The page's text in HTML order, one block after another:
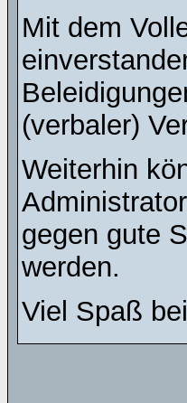
Mit dem
(verbaler)
Weiterhin
gegen gute
werden.
Viel Spaß